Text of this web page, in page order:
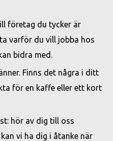
företag du tycker är
varför du vill jobba hos
bidra med.
Finns det några i ditt
för en kaffe eller ett kort
hör av dig till oss
vi ha dig i åtanke när